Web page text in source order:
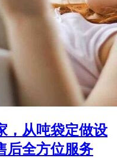
，从吨袋定做设
后全方位服务